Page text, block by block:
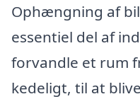
Ophængning af
essentiel del af
forvandle et rum
kedeligt, til at